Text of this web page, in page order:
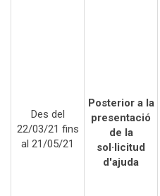
Des del
22/03/21 fins
al 21/05/21
Posterior a la
presentació
de la
sol·licitud
d'ajuda